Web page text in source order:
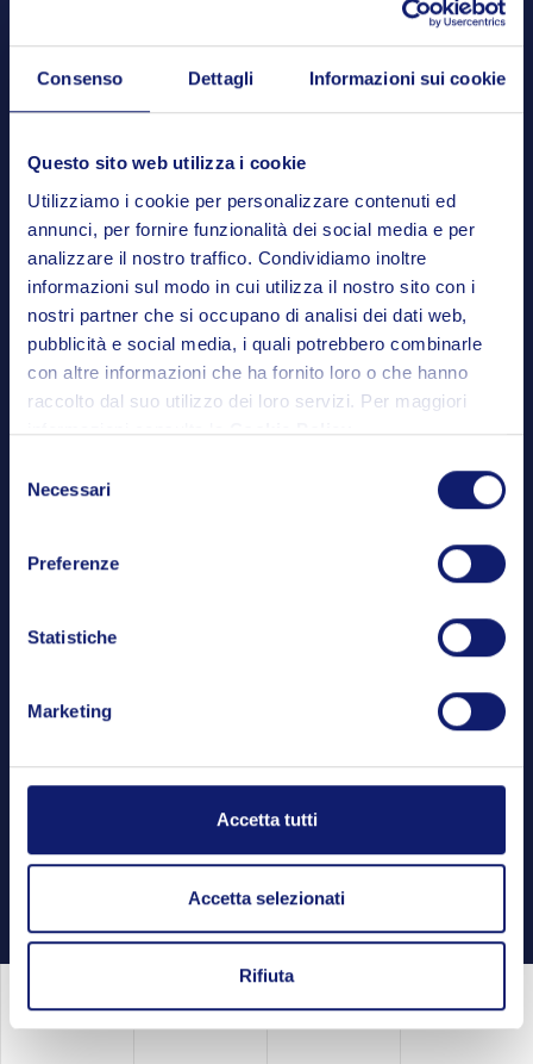
Consenso Dettagli Informazioni sui cookie
Questo sito web utilizza i cookie
Utilizziamo i cookie per personalizzare contenuti ed
annunci, per fornire funzionalità dei social media e per
analizzare il nostro traffico. Condividiamo inoltre
informazioni sul modo in cui utilizza il nostro sito con i
nostri partner che si occupano di analisi dei dati web,
pubblicità e social media, i quali potrebbero combinarle
con altre informazioni che ha fornito loro o che hanno
raccolto dal suo utilizzo dei loro servizi. Per maggiori
informazioni consulta laCookie Policy.
delNecessari
Preferenze
Statistiche
Marketing
Accetta tutti
Accetta selezionati
Rifiuta
innovazione
fianco di imprenditori eccezionali in
10x".
Qualcosa che è dieci volte meglio di
quello che già esiste.